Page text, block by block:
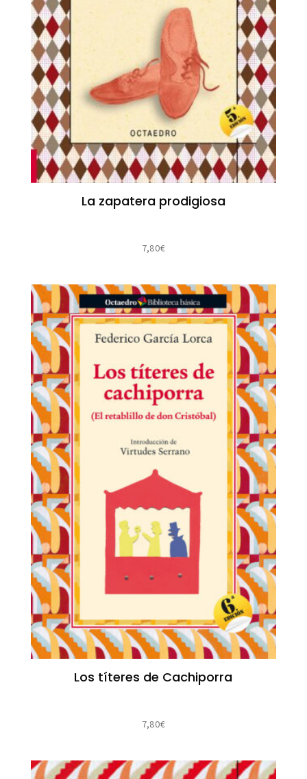
La zapatera prodigiosa
7,80€
Los títeres de Cachiporra
7,80€